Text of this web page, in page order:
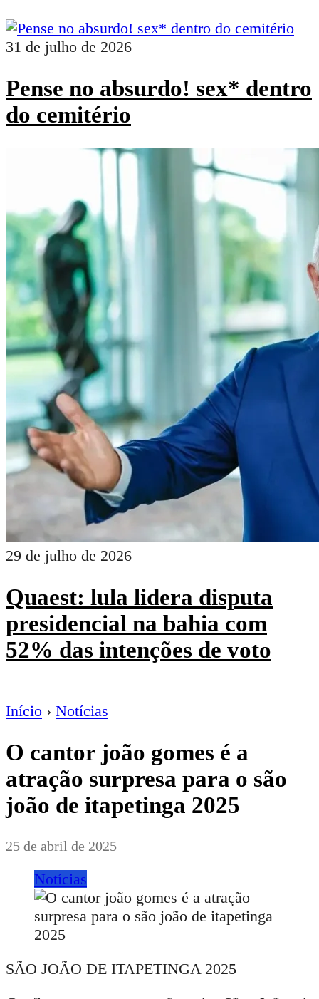
31 de julho de 2026
Pense no absurdo! sex* dentro
do cemitério
29 de julho de 2026
Quaest: lula lidera disputa
presidencial na bahia com
52% das intenções de voto
Início › Notícias
O cantor joão gomes é a
atração surpresa para o são
joão de itapetinga 2025
25 de abril de 2025
Notícias
SÃO JOÃO DE ITAPETINGA 2025